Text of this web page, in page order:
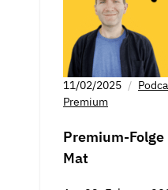
11/02/2025
Premium
Premium-
Mat